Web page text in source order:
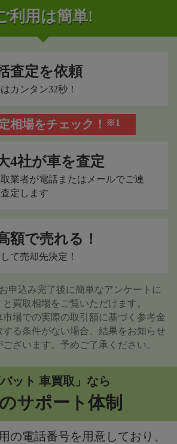
利用は簡単!
査定を依頼
カンタン32秒！
相場をチェック！ ※1
4社が車を査定
業者が電話またはメールでご連
定します
額で売れる！
て売却先決定！
申込み完了後に簡単なアンケートに
買取相場をご覧いただけます。
市場での実際の取引額に基づく参考金
る条件がない場合、結果をお知らせ
ざいます。予めご了承ください。
バット 車買取」なら
サポート体制
の電話番号を用意しており、